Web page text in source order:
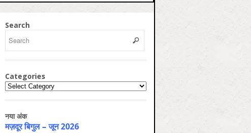
Search
Categories
Categories
नया अंक
मज़दूर बिगुल – जून 2026